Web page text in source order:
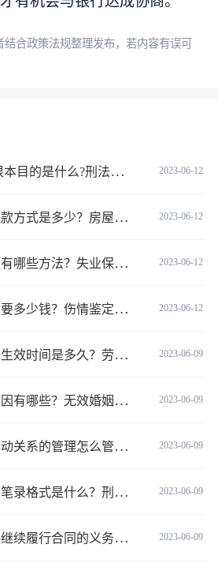
合政策法规整理发布，若内容有误可
2023-06-12
什么?刑法和刑罚有区别吗?
2023-06-12
房屋抵押合同书模板是怎样的？
2023-06-12
失业保险的申请方法分为几种？
2023-06-12
钱？伤情鉴定多久能做？
2023-06-09
？劳动争议终局裁决可以起诉吗？
2023-06-09
姻出轨可以要求赔偿吗？ 当前滚动
2023-06-09
理？事实劳动关系的经济补偿金是什么？
2023-06-09
事附带民事庭审笔录是什么？ 观焦点
2023-06-09
？合同终止与合同解除的区别有哪些？